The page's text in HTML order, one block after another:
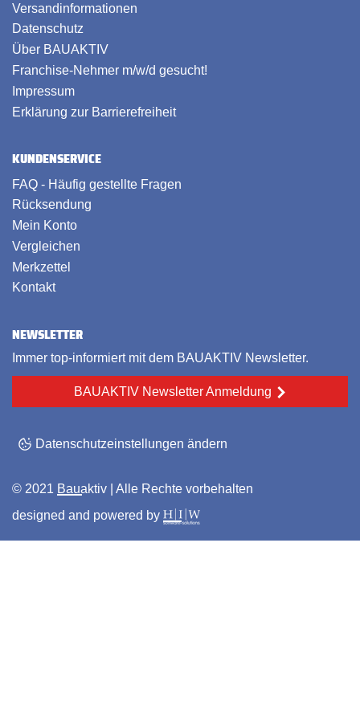
Versandinformationen
Datenschutz
Über BAUAKTIV
Franchise-Nehmer m/w/d gesucht!
Impressum
Erklärung zur Barrierefreiheit
KUNDENSERVICE
FAQ - Häufig gestellte Fragen
Rücksendung
Mein Konto
Vergleichen
Merkzettel
Kontakt
NEWSLETTER
Immer top-informiert mit dem BAUAKTIV Newsletter.
BAUAKTIV Newsletter Anmeldung
Datenschutzeinstellungen ändern
© 2021 Bauaktiv | Alle Rechte vorbehalten
designed and powered by